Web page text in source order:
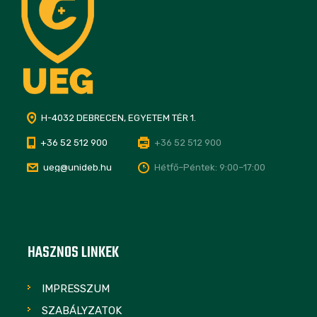
H-4032 DEBRECEN, EGYETEM TÉR 1.
+36 52 512 900 +36 52 512 900
ueg@unideb.hu Hétfő–Péntek: 9:00–17:00
HASZNOS LINKEK
IMPRESSZUM
SZABÁLYZATOK